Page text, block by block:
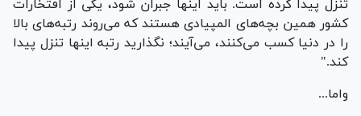
تنزل پیدا کرده است. باید اینها جبران شود، یکی از افتخارات
کشور همین بچه‌های المپیادی هستند که می‌روند رتبه‌های بالا
را در دنیا کسب می‌کنند، می‌آیند؛ نگذارید رتبه اینها تنزل پیدا
کند."
واما...